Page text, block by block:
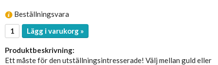
Beställningsvara
Lägg i varukorg »
Produktbeskrivning:
Ett måste för den utställningsintresserade! Välj mellan guld eller